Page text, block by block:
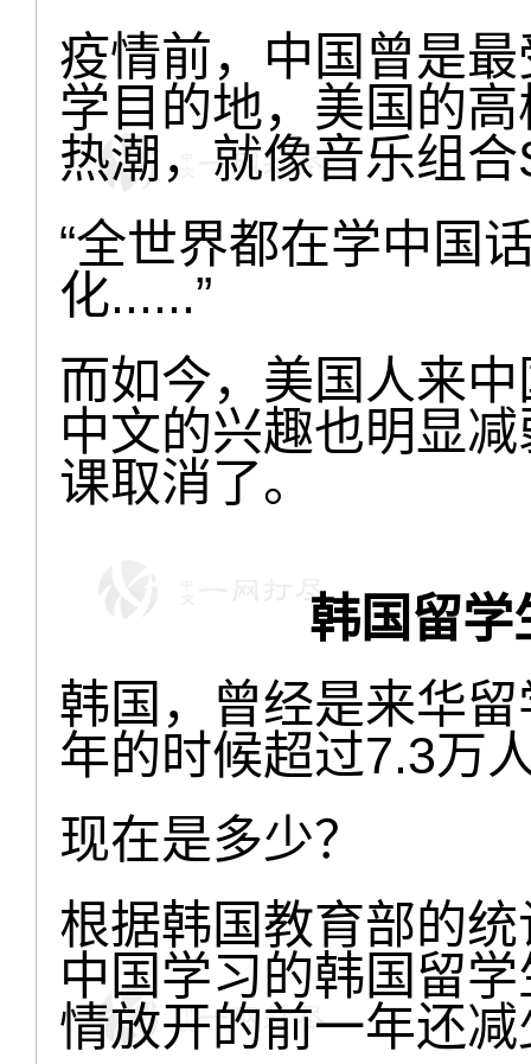
疫情前，中国曾是
学目的地，美国的
热潮，就像音乐组
“全世界都在学中国
化......”
而如今，美国人来
中文的兴趣也明显
课取消了。
韩国留学
韩国，曾经是来华
年的时候超过7.3万
现在是多少？
根据韩国教育部的
中国学习的韩国留
情放开的前一年还